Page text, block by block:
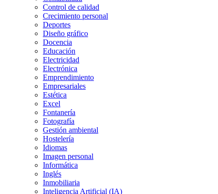
Control de calidad
Crecimiento personal
Deportes
Diseño gráfico
Docencia
Educación
Electricidad
Electrónica
Emprendimiento
Empresariales
Estética
Excel
Fontanería
Fotografía
Gestión ambiental
Hostelería
Idiomas
Imagen personal
Informática
Inglés
Inmobiliaria
Inteligencia Artificial (IA)